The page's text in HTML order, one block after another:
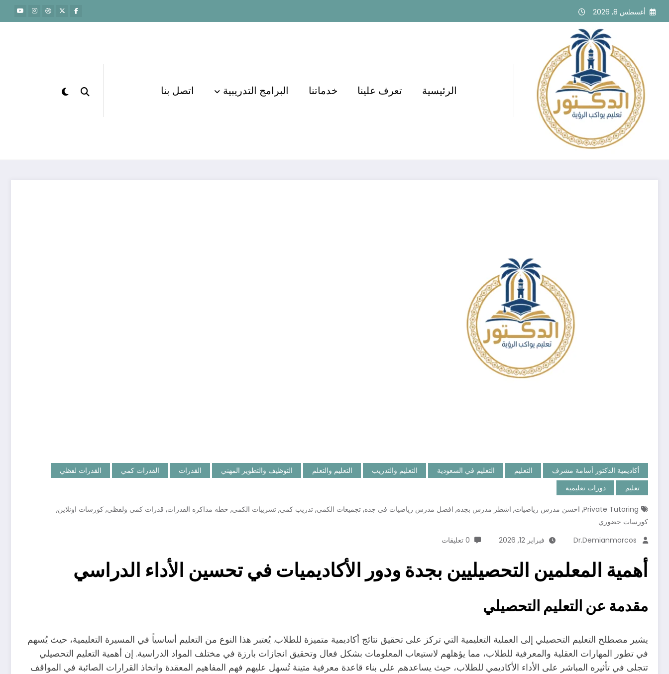
التجاوز
أغسطس 8, 2026
الرئيسية تعرف علينا خدماتنا البرامج التدريبية اتصل بنا
أهمية المعلمين التحصيليين بجدة ودور الأكاديميات
في تحسين الأداء الدراسي
أهمية المعلمين التحصيليين بجدة ودور الأكاديميات في تحسين الأداء
أكاديمية الدكتور أسامة مشرف التعليم التعليم في السعودية التعليم والتدريب التعليم والتعلم التوظيف والتطوير المهني القدرات القدرات كمي
القدرات لفظي
تعليم
دورات تعليمية
Private Tutoring
, احسن مدرس رياضيات, اشطر مدرس بجده, افضل مدرس رياضيات في جده, تجميعات الكمي, تدريب كمي, تسريبات الكمي, خطه مذاكره القدرات, قدرات كمي ولفظي, كورسات اونلاين,
كورسات حضوري
Dr.demianmorcos
فبراير 12, 2026 0 تعليقات
أهمية المعلمين التحصيليين بجدة ودور الأكاديميات في تحسين الأداء الدراسي
مقدمة عن التعليم التحصيلي
يشير مصطلح التعليم التحصيلي إلى العملية التعليمية التي تركز على تحقيق نتائج أكاديمية متميزة للطلاب. يُعتبر هذا النوع من التعليم أساسياً في المسيرة التعليمية، حيث يُسهم
في تطور المهارات العقلية والمعرفية للطلاب، مما يؤهلهم لاستيعاب المعلومات بشكل فعال وتحقيق انجازات بارزة في مختلف المواد الدراسية. إن أهمية التعليم التحصيلي
تتجلى في تأثيره المباشر على الأداء الأكاديمي للطلاب، حيث يساعدهم على بناء قاعدة معرفية متينة تُسهل عليهم فهم المفاهيم المعقدة واتخاذ القرارات الصائبة في المواقف